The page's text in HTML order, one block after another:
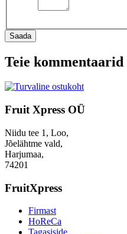
Saada
Teie
Fruit Xpress OÜ
Niidu tee 1, Loo,
Jõelähtme vald,
Harjumaa,
74201
FruitXpress
Firmast
HoReCa